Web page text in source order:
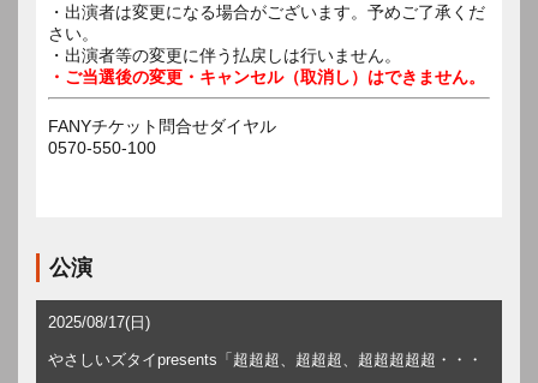
・出演者は変更になる場合がございます。予めご了承くだ
さい。
・出演者等の変更に伴う払戻しは行いません。
・ご当選後の変更・キャンセル（取消し）はできません。
FANYチケット問合せダイヤル
0570-550-100
公演
2025/08/17(日)
やさしいズタイpresents「超超超、超超超、超超超超超・・・